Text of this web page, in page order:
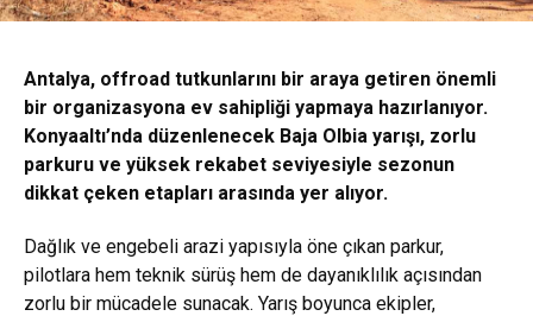
Antalya, offroad tutkunlarını bir araya getiren önemli
bir organizasyona ev sahipliği yapmaya hazırlanıyor.
Konyaaltı’nda düzenlenecek Baja Olbia yarışı, zorlu
parkuru ve yüksek rekabet seviyesiyle sezonun
dikkat çeken etapları arasında yer alıyor.
Dağlık ve engebeli arazi yapısıyla öne çıkan parkur,
pilotlara hem teknik sürüş hem de dayanıklılık açısından
zorlu bir mücadele sunacak. Yarış boyunca ekipler,